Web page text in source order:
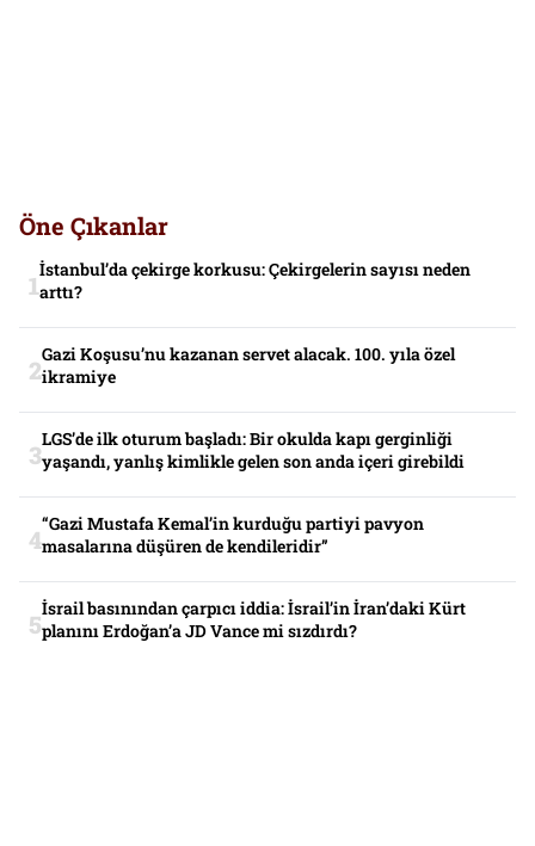
Öne Çıkanlar
İstanbul’da çekirge korkusu: Çekirgelerin sayısı neden
arttı?
Gazi Koşusu’nu kazanan servet alacak. 100. yıla özel
ikramiye
LGS’de ilk oturum başladı: Bir okulda kapı gerginliği
yaşandı, yanlış kimlikle gelen son anda içeri girebildi
“Gazi Mustafa Kemal’in kurduğu partiyi pavyon
masalarına düşüren de kendileridir”
İsrail basınından çarpıcı iddia: İsrail’in İran’daki Kürt
planını Erdoğan’a JD Vance mi sızdırdı?